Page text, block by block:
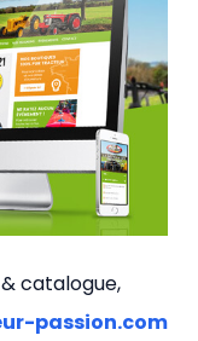
catalogue,
passion.com